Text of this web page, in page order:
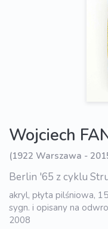
Wojciech
(1922 Warszawa -
Berlin '65 z cyklu
akryl, płyta pilśniowa,
sygn. i opisany na
2008